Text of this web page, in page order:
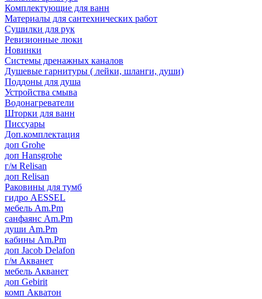
Комплектующие для ванн
Материалы для сантехнических работ
Сушилки для рук
Ревизионные люки
Новинки
Системы дренажных каналов
Душевые гарнитуры ( лейки, шланги, души)
Поддоны для душа
Устройства смыва
Водонагреватели
Шторки для ванн
Писсуары
Доп.комплектация
доп Grohe
доп Hansgrohe
г/м Relisan
доп Relisan
Раковины для тумб
гидро AESSEL
мебель Am.Pm
санфаянс Am.Pm
души Am.Pm
кабины Am.Pm
доп Jacob Delafon
г/м Акванет
мебель Акванет
доп Gebirit
комп Акватон